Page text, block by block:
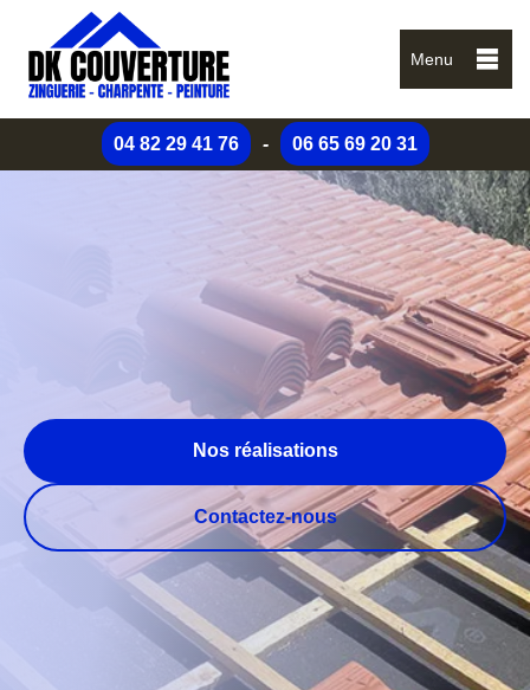
Menu
04 82 29 41 76 - 06 65 69 20 31
Nos réalisations
Contactez-nous